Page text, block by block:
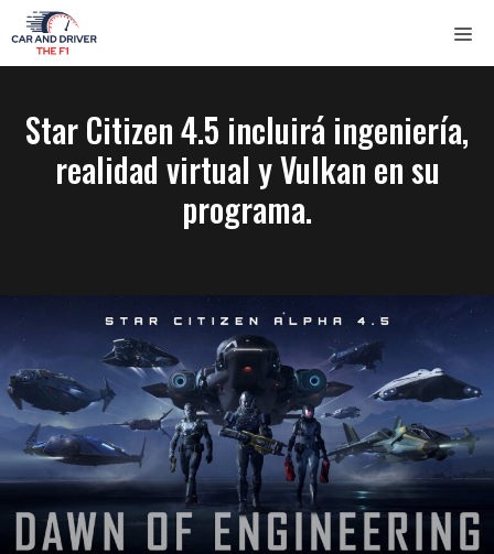
Saltar
al
contenido
Star Citizen 4.5 incluirá ingeniería,
realidad virtual y Vulkan en su
programa.